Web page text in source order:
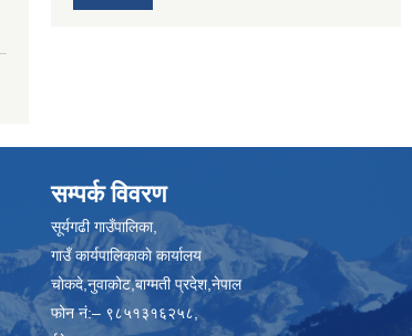
सम्पर्क विवरण
सूर्यगढी गाउँपालिका,
गाउँ कार्यपालिकाकाे कार्यालय
चाेकदे,नुवाकोट,बाग्मती प्रदेश,नेपाल
फोन नं:– ९८५१३१६२५८,